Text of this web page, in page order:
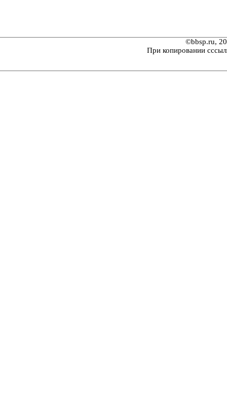
©bbsp.ru,
При копировании